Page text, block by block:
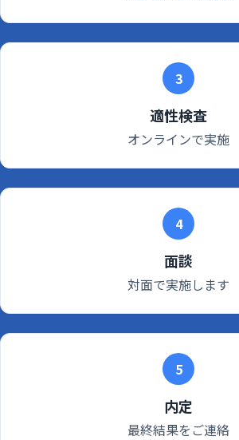
3
適性検査
オンラインで実施
4
面談
対面で実施します
5
内定
最終結果をご連絡